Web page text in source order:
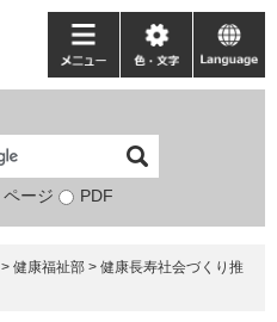
検
象
ページ PDF
メ
ニ
ー
色・
文
language
> 健康福祉部 > 健康長寿社会づくり推